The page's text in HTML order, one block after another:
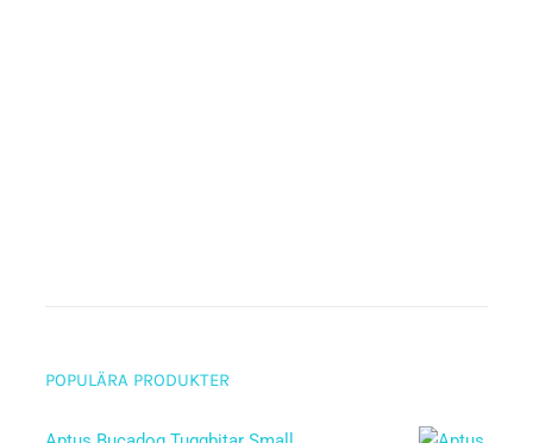
POPULÄRA PRODUKTER